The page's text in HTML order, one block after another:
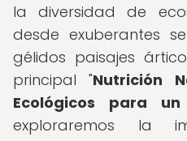
la diversidad de
desde exuberantes
gélidos paisajes
principal "Nutrición
Ecológicos para
exploraremos la